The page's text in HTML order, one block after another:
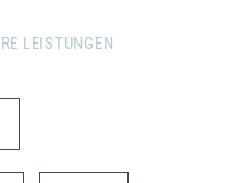
LEISTUNGEN